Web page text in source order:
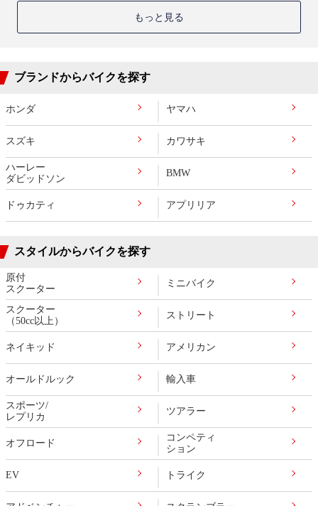
もっと見る
ブランドからバイクを探す
ホンダ ヤマハ
スズキ カワサキ
ハーレー
ダビッドソン
BMW
ドゥカティ アプリリア
スタイルからバイクを探す
原付
スクーター
ミニバイク
スクーター
（50cc以上）
ストリート
ネイキッド アメリカン
オールドルック 輸入車
スポーツ/
レプリカ
ツアラー
オフロード
コンペティ
ション
EV トライク